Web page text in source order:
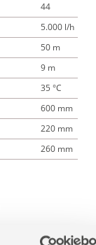
44
5.000 l/h
50 m
9 m
35 °C
600 mm
220 mm
260 mm